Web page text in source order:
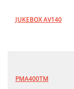
JUKEBOX AV140
PMA400TM